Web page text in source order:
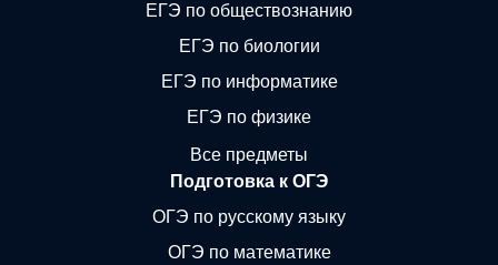
ЕГЭ по обществознанию
ЕГЭ по биологии
ЕГЭ по информатике
ЕГЭ по физике
Все предметы
Подготовка к ОГЭ
ОГЭ по русскому языку
ОГЭ по математике